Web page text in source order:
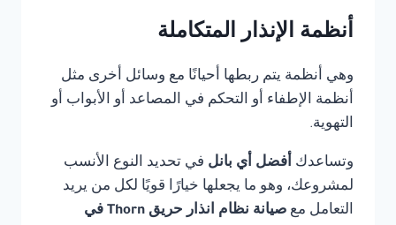
أنظمة الإنذار المتكاملة
وهي أنظمة يتم ربطها أحيانًا مع وسائل أخرى مثل
أنظمة الإطفاء أو التحكم في المصاعد أو الأبواب أو
التهوية.
وتساعدك أفضل أي بانل في تحديد النوع الأنسب
لمشروعك، وهو ما يجعلها خيارًا قويًا لكل من يريد
التعامل مع
صيانة نظام انذار حريق Thorn في